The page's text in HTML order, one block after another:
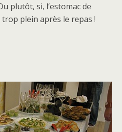
plutôt, si, l’estomac de
plein après le repas !